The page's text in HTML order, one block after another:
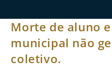
Morte de aluno
municipal não
coletivo.